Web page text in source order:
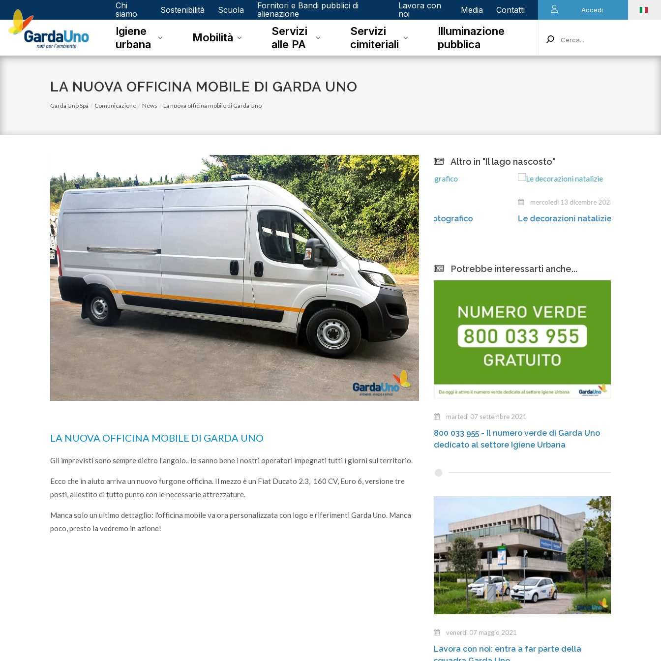
Gardauno
Spa
Chi
siamo
Sostenibilità Scuola
Fornitori e Bandi pubblici di
alienazione
Lavora con
noi
Media Contatti Accedi
Igiene
urbana
Mobilità
Servizi
alle PA
Servizi
cimiteriali
Illuminazione
pubblica
LA NUOVA OFFICINA MOBILE DI GARDA UNO
Garda Uno Spa Comunicazione News La nuova officina mobile di Garda Uno
LA NUOVA OFFICINA MOBILE DI GARDA UNO
Gli imprevisti sono sempre dietro l'angolo.. lo sanno bene i nostri operatori impegnati tutti i giorni sul territorio.
Ecco che in aiuto arriva un nuovo furgone officina. Il mezzo è un Fiat Ducato 2.3, 160 CV, Euro 6, versione tre
posti, allestito di tutto punto con le necessarie attrezzature.
Manca solo un ultimo dettaglio: l'officina mobile va ora personalizzata con logo e riferimenti Garda Uno. Manca
poco, presto la vedremo in azione!
Altro in "Il lago nascosto"
Eco Calendario 2023 Dello - Novembre
venerdì 15 dicembre 2023
Junker e il riconoscimento fotografico
mercoledì 13 dicembre 2023
Le decorazioni natalizie
Potrebbe interessarti anche...
martedì 07 settembre 2021
800 033 955 - Il numero verde di Garda Uno
dedicato al settore Igiene Urbana
venerdì 07 maggio 2021
Lavora con noi: entra a far parte della